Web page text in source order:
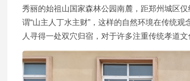
秀丽的始祖山国家森林公园南麓，距郑州城区
谓“山主人丁水主财”，这样的自然环境在传统
人寻得一处双穴归宿，对于许多注重传统孝道